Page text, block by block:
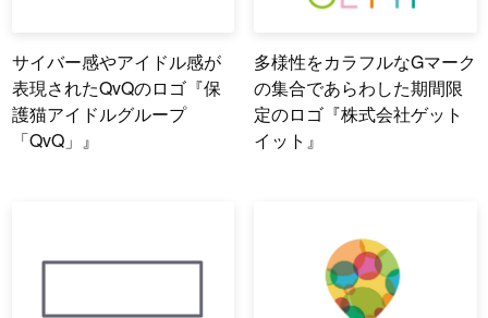
サイバー感やアイドル感が
表現されたQvQのロゴ『保
護猫アイドルグループ
「QvQ」』
多様性をカラフルなGマーク
の集合であらわした期間限
定のロゴ『株式会社ゲット
イット』